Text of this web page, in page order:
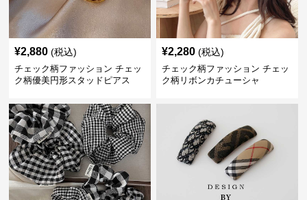
¥2,880 (税込)
チェック柄ファッション チェッ
ク柄優美円形スタッドピアス
¥2,280 (税込)
チェック柄ファッション チェッ
ク柄リボンカチューシャ